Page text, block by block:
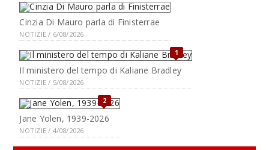
Cinzia Di Mauro parla di Finisterrae
NOTIZIE / 6/08/2026
1
Il ministero del tempo di Kaliane Bradley
NOTIZIE / 5/08/2026
2
Jane Yolen, 1939-2026
NOTIZIE / 4/08/2026